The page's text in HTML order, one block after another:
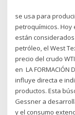
se usa para
petroquímicos. Hoy
están
petróleo, el West
precio del crudo
en LA FORMACIÓN
influye directa e
productos. Esta
Gessner a
y el consumo